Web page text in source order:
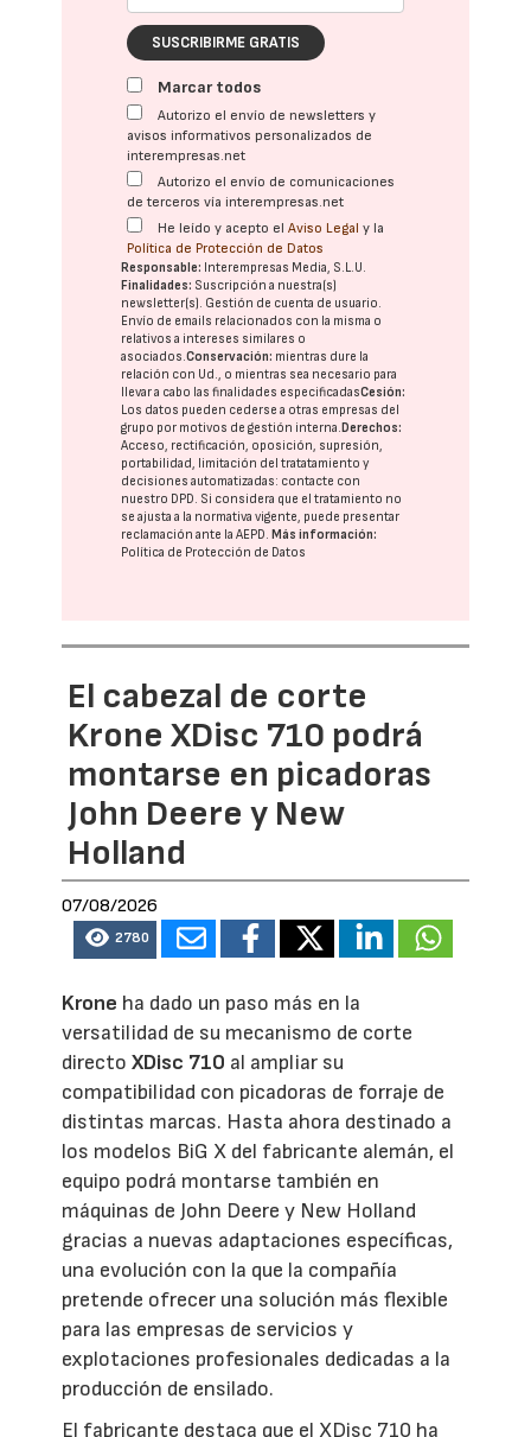
SUSCRIBIRME GRATIS
Marcar todos
Autorizo el envío de newsletters y
avisos informativos personalizados de
interempresas.net
Autorizo el envío de comunicaciones
de terceros vía interempresas.net
He leído y acepto elAviso Legal y la
Política de Protección de Datos
Responsable: Interempresas Media, S.L.U.
Finalidades: Suscripción a nuestra(s)
newsletter(s). Gestión de cuenta de usuario.
Envío de emails relacionados con la misma o
relativos a intereses similares o
asociados.Conservación: mientras dure la
relación con Ud., o mientras sea necesario para
llevar a cabo las finalidades especificadasCesión:
Los datos pueden cederse a otras empresas del
grupo por motivos de gestión interna.Derechos:
Acceso, rectificación, oposición, supresión,
portabilidad, limitación del tratatamiento y
decisiones automatizadas: contacte con
nuestro DPD. Si considera que el tratamiento no
se ajusta a la normativa vigente, puede presentar
reclamación ante laAEPD.Más información:
Política de Protección de Datos
El cabezal de corte
Krone XDisc 710 podrá
montarse en picadoras
John Deere y New
Holland
07/08/2026
2780
Krone ha dado un paso más en la
versatilidad de su mecanismo de corte
directoXDisc 710 al ampliar su
compatibilidad con picadoras de forraje de
distintas marcas. Hasta ahora destinado a
los modelos BiG X del fabricante alemán, el
equipo podrá montarse también en
máquinas de John Deere y New Holland
gracias a nuevas adaptaciones específicas,
una evolución con la que la compañía
pretende ofrecer una solución más flexible
para las empresas de servicios y
explotaciones profesionales dedicadas a la
producción de ensilado.
El fabricante destaca que el XDisc 710 ha